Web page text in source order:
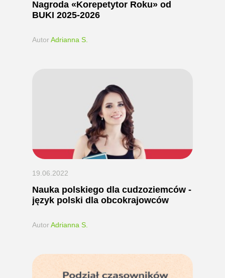
Nagroda «Korepetytor Roku» od
BUKI 2025-2026
AutorAdrianna S.
19.06.2022
Nauka polskiego dla cudzoziemców -
język polski dla obcokrajowców
AutorAdrianna S.